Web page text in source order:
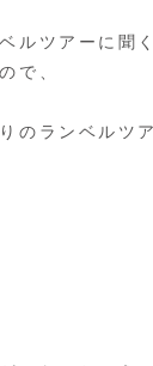
ルツアーに聞
で、
のランベルツ